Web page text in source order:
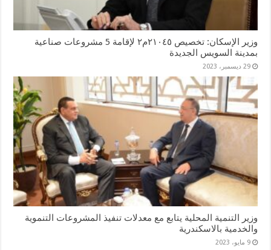
وزير الإسكان: تخصيص ٢١٠٤٥م٢ لإقامة 5 مشروعات صناعية
بمدينة السويس الجديدة
29 ديسمبر، 2023
وزير التنمية المحلية يتابع مع معدلات تنفيذ المشروعات التنموية
والخدمية بالاسكندرية
9 مايو، 2023